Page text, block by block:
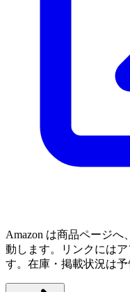
Amazon は商品ページ
動します。リンクには
す。在庫・掲載状況は予